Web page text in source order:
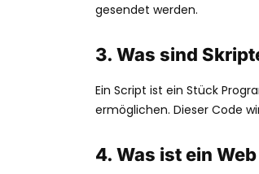
gesendet werden.
3. Was sind
Ein Script ist ein Stück
ermöglichen. Dieser Code
4. Was ist ein